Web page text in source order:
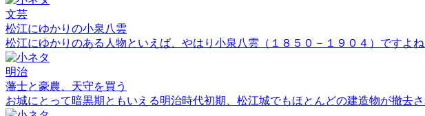
文芸
松江にゆかりの小泉八雲
松江にゆかりのある人物といえば、やはり小泉八雲（１８５０－１９０４）ですよ
明治
藩士と豪農、天守を買う
お城にとって暗黒期ともいえる明治時代初期、松江城でもほとんどの建造物が撤去